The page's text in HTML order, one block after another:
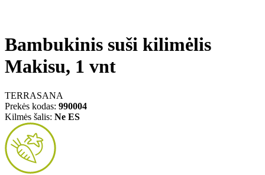
Bambukinis suši kilimėlis
Makisu, 1 vnt
TERRASANA
Prekės kodas: 990004
Kilmės šalis: Ne ES